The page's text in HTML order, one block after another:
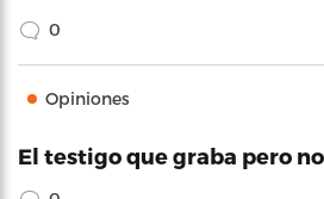
0
Opiniones
El testigo que graba pero